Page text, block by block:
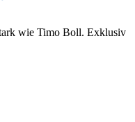
wie Timo Boll. Exklusiv